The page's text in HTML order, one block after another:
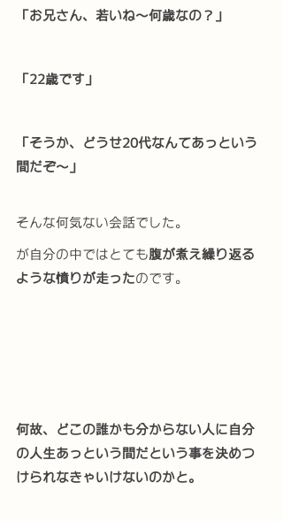
「お兄さん、若いね〜何歳なの？」
「22歳です」
「そうか、どうせ20代なんてあっという
間だぞ〜」
そんな何気ない会話でした。
が自分の中ではとても腹が煮え繰り返る
ような憤りが走ったのです。
何故、どこの誰かも分からない人に自分
の人生あっという間だという事を決めつ
けられなきゃいけないのかと。